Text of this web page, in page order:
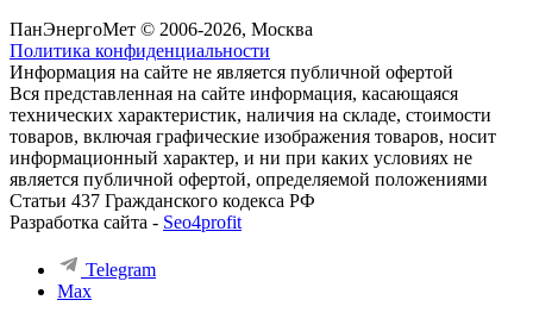
ПанЭнергоМет © 2006-2026, Москва
Политика конфиденциальности
Информация на сайте не является публичной офертой
Вся представленная на сайте информация, касающаяся
технических характеристик, наличия на складе, стоимости
товаров, включая графические изображения товаров, носит
информационный характер, и ни при каких условиях не
является публичной офертой, определяемой положениями
Статьи 437 Гражданского кодекса РФ
Разработка сайта - Seo4profit
Telegram
Max